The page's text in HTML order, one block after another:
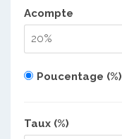
Acompte
Poucentage (%)
Taux (%)